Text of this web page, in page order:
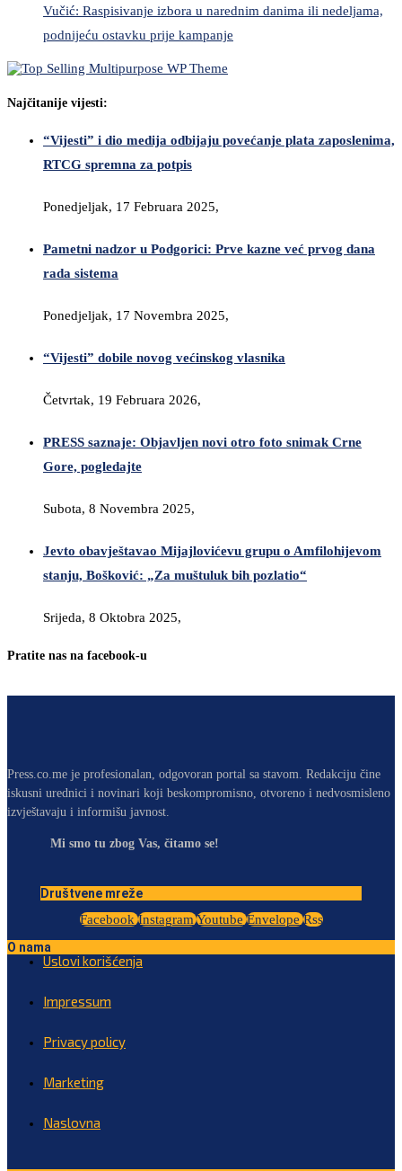
Vučić: Raspisivanje izbora u narednim danima ili nedeljama,
podnijeću ostavku prije kampanje
Najčitanije vijesti:
“Vijesti” i dio medija odbijaju povećanje plata zaposlenima,
RTCG spremna za potpis
Ponedjeljak, 17 Februara 2025,
Pametni nadzor u Podgorici: Prve kazne već prvog dana
rada sistema
Ponedjeljak, 17 Novembra 2025,
“Vijesti” dobile novog većinskog vlasnika
Četvrtak, 19 Februara 2026,
PRESS saznaje: Objavljen novi otro foto snimak Crne
Gore, pogledajte
Subota, 8 Novembra 2025,
Jevto obavještavao Mijajlovićevu grupu o Amfilohijevom
stanju, Bošković: „Za muštuluk bih pozlatio“
Srijeda, 8 Oktobra 2025,
Pratite nas na facebook-u
Press.co.me je profesionalan, odgovoran portal sa stavom. Redakciju čine
iskusni urednici i novinari koji beskompromisno, otvoreno i nedvosmisleno
izvještavaju i informišu javnost.
Mi smo tu zbog Vas, čitamo se!
Društvene mreže
Facebook Instagram Youtube Envelope Rss
O nama
Uslovi korišćenja
Impressum
Privacy policy
Marketing
Naslovna